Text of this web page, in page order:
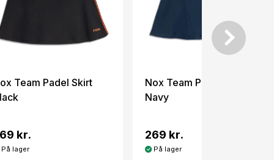
Team Padel Skirt
kr.
På lager
Nox Team Padel Skirt
Navy
269 kr.
På lager